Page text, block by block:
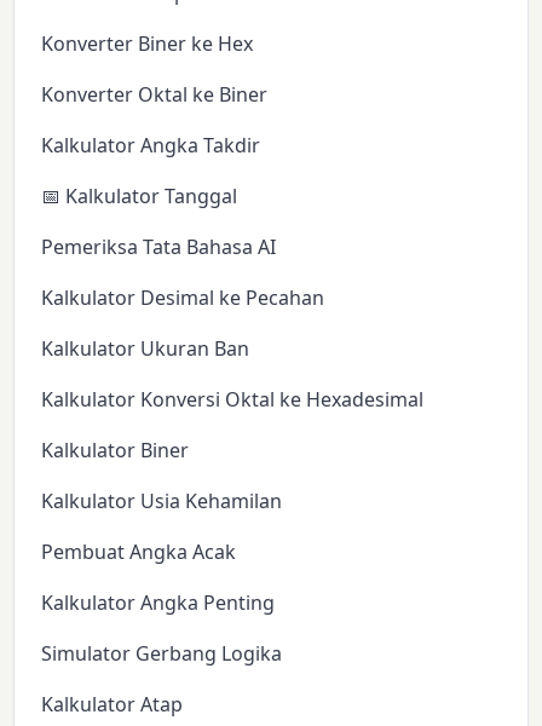
Konverter Biner ke Hex
Konverter Oktal ke Biner
Kalkulator Angka Takdir
📅 Kalkulator Tanggal
Pemeriksa Tata Bahasa AI
Kalkulator Desimal ke Pecahan
Kalkulator Ukuran Ban
Kalkulator Konversi Oktal ke Hexadesimal
Kalkulator Biner
Kalkulator Usia Kehamilan
Pembuat Angka Acak
Kalkulator Angka Penting
Simulator Gerbang Logika
Kalkulator Atap